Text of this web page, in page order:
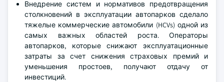
Внедрение систем и нормативов предотвращения
столкновений в эксплуатации автопарков сделало
тяжелые коммерческие автомобили (HCVs) одной из
самых важных областей роста. Операторы
автопарков, которые снижают эксплуатационные
затраты за счет снижения страховых премий и
уменьшения простоев, получают отдачу от
инвестиций.